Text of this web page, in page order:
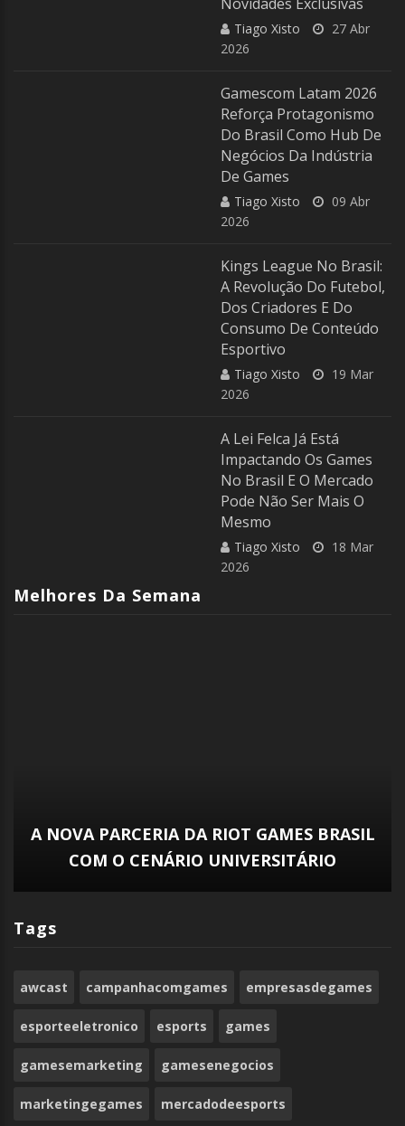
Novidades Exclusivas
Tiago Xisto
27 Abr
2026
Gamescom Latam 2026
Reforça Protagonismo
Do Brasil Como Hub De
Negócios Da Indústria
De Games
Tiago Xisto
09 Abr
2026
Kings League No Brasil:
A Revolução Do Futebol,
Dos Criadores E Do
Consumo De Conteúdo
Esportivo
Tiago Xisto
19 Mar
2026
A Lei Felca Já Está
Impactando Os Games
No Brasil E O Mercado
Pode Não Ser Mais O
Mesmo
Tiago Xisto
18 Mar
2026
Melhores Da Semana
PATROCINADORES OFICIAIS PARA SEGUNDO
SPLIT
Tags
awcast campanhacomgames empresasdegames
esporteeletronico esports games
gamesemarketing gamesenegocios
marketingegames mercadodeesports